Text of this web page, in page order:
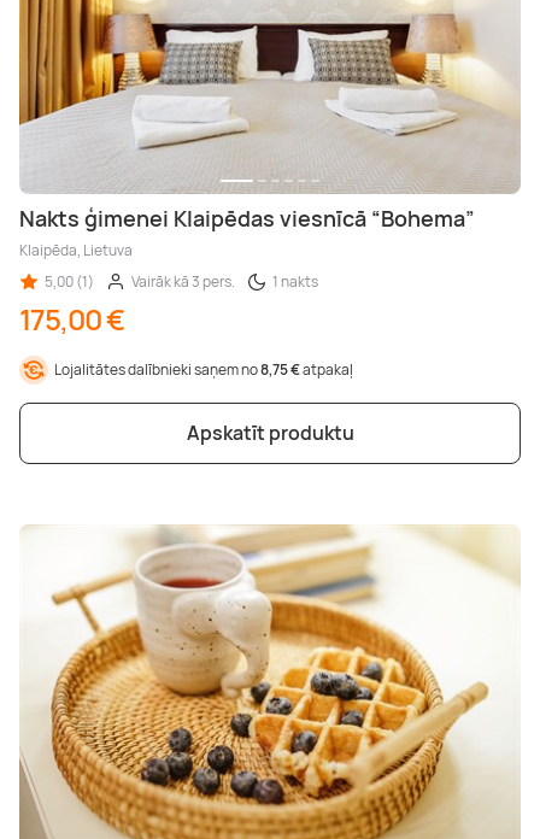
Nakts ģimenei Klaipēdas viesnīcā “Bohema”
Klaipēda, Lietuva
5,00 (1)
Vairāk kā 3 pers. 1 nakts
175,00 €
Lojalitātes dalībnieki saņem no8,75 €atpakaļ
Apskatīt produktu